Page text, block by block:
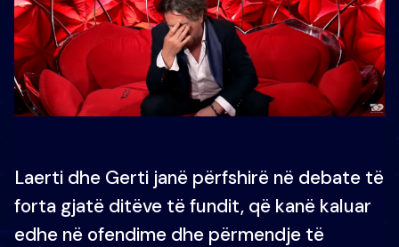
Laerti dhe Gerti janë përfshirë në debate të
forta gjatë ditëve të fundit, që kanë kaluar
edhe në ofendime dhe përmendje të